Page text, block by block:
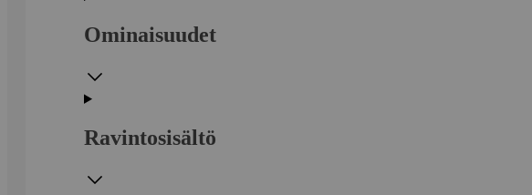
Ominaisuudet
Ravintosisältö